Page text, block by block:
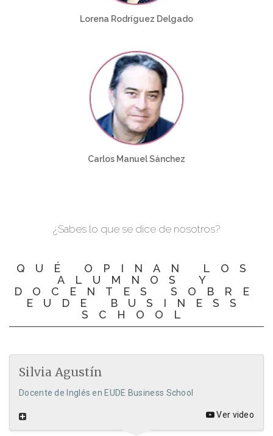
Lorena Rodríguez Delgado
Carlos Manuel Sánchez
¿Sabes lo que se dice de nosotros?
QUÉ OPINAN LOS
ALUMNOS Y
DOCENTES SOBRE
EUDE BUSINESS
SCHOOL
Silvia Agustín
Docente de Inglés en EUDE Business School
Ver video